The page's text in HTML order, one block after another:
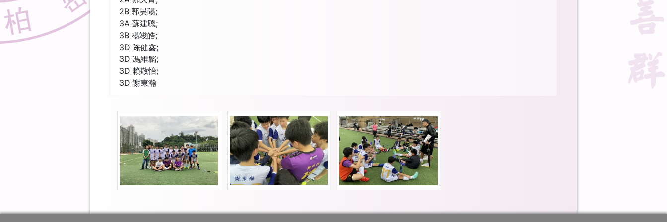
2B 郭昊陽;
3A 蘇建聰;
3B 楊竣皓;
3D 陈健鑫;
3D 馮維韜;
3D 賴敬怡;
3D 謝東瀚